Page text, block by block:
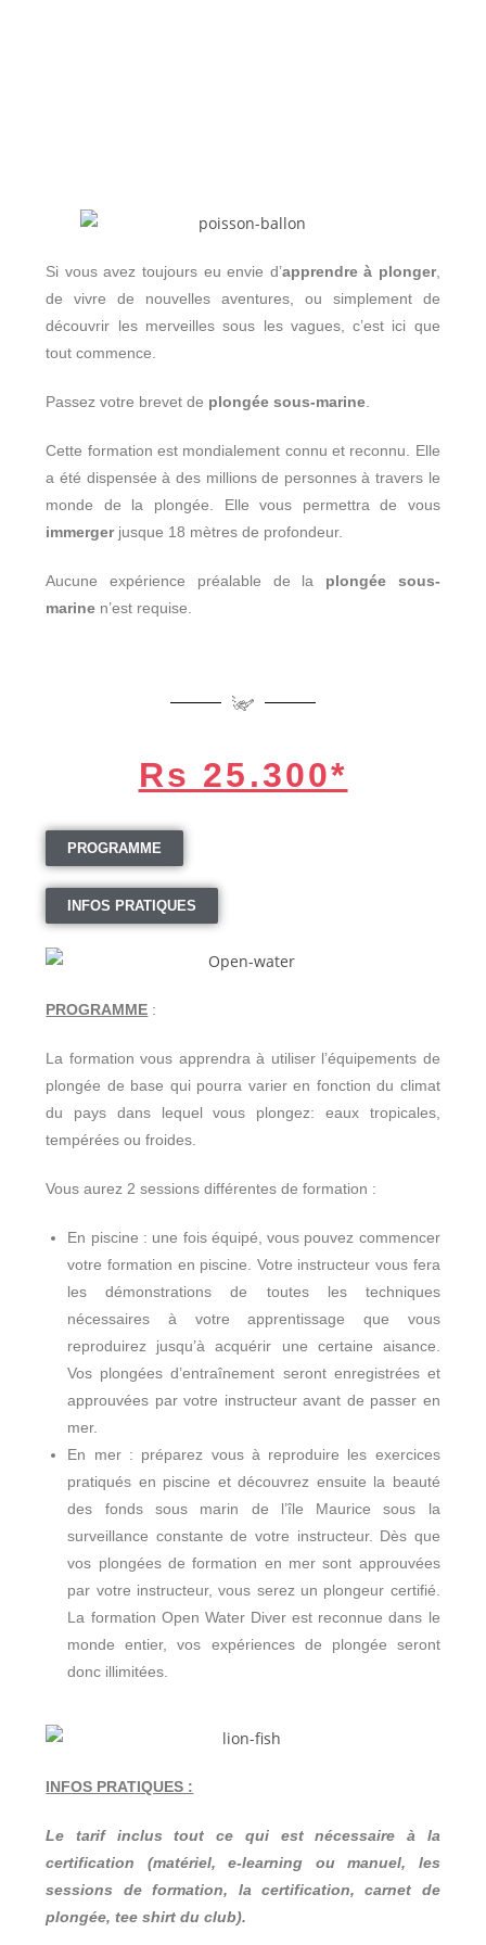
Si vous avez toujours eu envie d’apprendre à plonger,
de vivre de nouvelles aventures, ou simplement de
découvrir les merveilles sous les vagues, c’est ici que
tout commence.
Passez votre brevet de plongée sous-marine
Cette formation est mondialement connu et reconnu. Elle
a été dispensée à des millions de personnes à travers le
monde de la plongée. Elle vous permettra de vous
immergerjusque 18 mètres de profondeur.
Aucune expérience préalable de la plongée sous-
marine n’est requise.
Rs 25.300*
PROGRAMME
INFOS PRATIQUES
PROGRAMME :
La formation vous apprendra à utiliser l’équipements de
plongée de base qui pourra varier en fonction du climat
du pays dans lequel vous plongez: eaux tropicales,
tempérées ou froides.
Vous aurez 2 sessions différentes de formation :
En piscine : une fois équipé, vous pouvez commencer
votre formation en piscine. Votre instructeur vous fera
les démonstrations de toutes les techniques
nécessaires à votre apprentissage que vous
reproduirez jusqu’à acquérir une certaine aisance.
Vos plongées d’entraînement seront enregistrées et
approuvées par votre instructeur avant de passer en
mer.
En mer : préparez vous à reproduire les exercices
pratiqués en piscine et découvrez ensuite la beauté
des fonds sous marin de l’île Maurice sous la
surveillance constante de votre instructeur. Dès que
vos plongées de formation en mer sont approuvées
par votre instructeur, vous serez un plongeur certifié.
La formation Open Water Diver est reconnue dans le
monde entier, vos expériences de plongée seront
donc illimitées.
INFOS PRATIQUES :
Le tarif inclus tout ce qui est nécessaire à la
certification (matériel, e-learning ou manuel, les
sessions de formation, la certification, carnet de
plongée, tee shirt du club).